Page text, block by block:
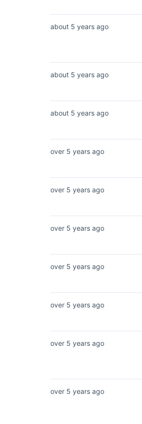
about 5 years ago
about 5 years ago
about 5 years ago
over 5 years ago
over 5 years ago
over 5 years ago
over 5 years ago
over 5 years ago
over 5 years ago
over 5 years ago